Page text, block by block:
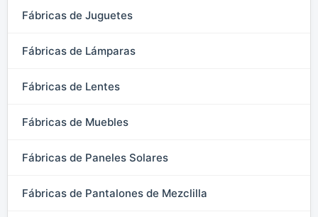
Fábricas de Juguetes
Fábricas de Lámparas
Fábricas de Lentes
Fábricas de Muebles
Fábricas de Paneles Solares
Fábricas de Pantalones de Mezclilla